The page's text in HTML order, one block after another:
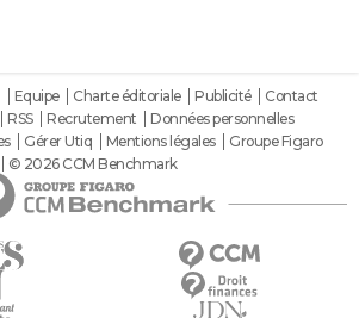
Equipe Charte éditoriale Publicité
Contact
RSS Recrutement
Données personnelles
Gérer Utiq Mentions légales
Groupe Figaro
© 2026 CCM Benchmark